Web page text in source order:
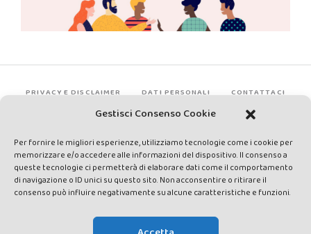
Gestisci Consenso Cookie
Per fornire le migliori esperienze, utilizziamo tecnologie come i cookie per
memorizzare e/o accedere alle informazioni del dispositivo. Il consenso a
queste tecnologie ci permetterà di elaborare dati come il comportamento
di navigazione o ID unici su questo sito. Non acconsentire o ritirare il
consenso può influire negativamente su alcune caratteristiche e funzioni.
PRIVACY E DISCLAIMER DATI PERSONALI CONTATTACI
rights reserved - Testata registrata presso il Tribunale di Siena con